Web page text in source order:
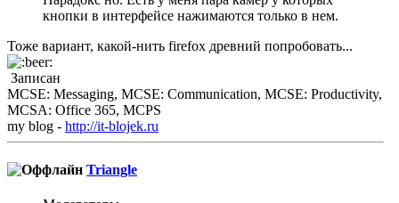
кнопки в интерфейсе нажимаются только в нем.
Тоже вариант, какой-нить firefox древний попробовать...
Записан
MCSE: Messaging, MCSE: Communication, MCSE: Productivity,
MCSA: Office 365, MCPS
my blog - http://it-blojek.ru
Triangle